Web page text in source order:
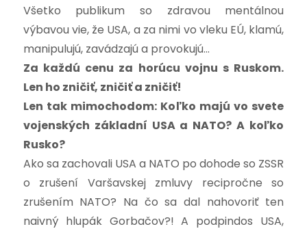
Všetko publikum so zdravou mentálnou
výbavou vie, že USA, a za nimi vo vleku EÚ, klamú,
manipulujú, zavádzajú a provokujú…
Za každú cenu za horúcu vojnu s Ruskom.
Len ho zničiť, zničiťa zničiť!
Len tak mimochodom: Koľko majú vo svete
vojenských základní USA a NATO? A koľko
Rusko?
Ako sa zachovali USA a NATO po dohode so ZSSR
o zrušení Varšavskej zmluvy recipročne so
zrušením NATO? Na čo sa dal nahovoriť ten
naivný hlupák Gorbačov?! A podpindos USA,